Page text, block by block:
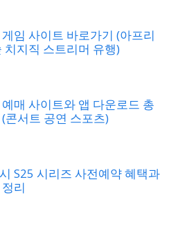
임 사이트 바로가기 (아프리
치지직 스트리머 유행)
매 사이트와 앱 다운로드 총
콘서트 공연 스포츠)
S25 시리즈 사전예약 혜택과
리